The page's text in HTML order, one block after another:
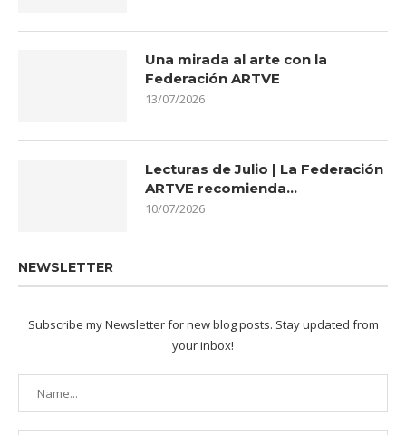
Una mirada al arte con la
Federación ARTVE
13/07/2026
Lecturas de Julio | La Federación
ARTVE recomienda…
10/07/2026
NEWSLETTER
Subscribe my Newsletter for new blog posts. Stay updated from
your inbox!